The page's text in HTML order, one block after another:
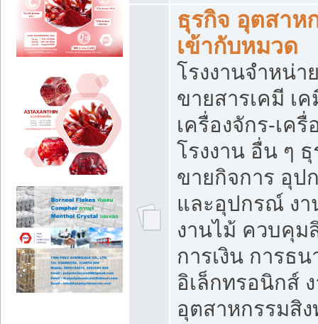
ธุรกิจ อุตสาห
เข้ากับหมวด
โรงงานจำหน่
ขายสารเคมี เ
เครื่องจักร-เค
โรงงาน อื่น ๆ
ขายกิจการ อุป
และอุปกรณ์ ง
งานไม้ ควบคุม
การเงิน การธ
อิเล็กทรอนิกส์
อุตสาหกรรมสิ